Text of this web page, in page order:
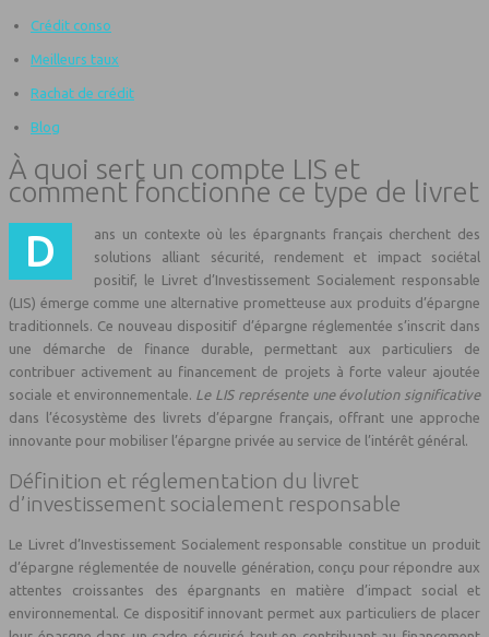
Crédit conso
Meilleurs taux
Rachat de crédit
Blog
À quoi sert un compte LIS et
comment fonctionne ce type de livret
Dans un contexte où les épargnants français cherchent des
solutions alliant sécurité, rendement et impact sociétal
positif, le Livret d’Investissement Socialement responsable
(LIS) émerge comme une alternative prometteuse aux produits d’épargne
traditionnels. Ce nouveau dispositif d’épargne réglementée s’inscrit dans
une démarche de finance durable, permettant aux particuliers de
contribuer activement au financement de projets à forte valeur ajoutée
sociale et environnementale. Le LIS représente une évolution significative
dans l’écosystème des livrets d’épargne français, offrant une approche
innovante pour mobiliser l’épargne privée au service de l’intérêt général.
Définition et réglementation du livret
d’investissement socialement responsable
Le Livret d’Investissement Socialement responsable constitue un produit
d’épargne réglementée de nouvelle génération, conçu pour répondre aux
attentes croissantes des épargnants en matière d’impact social et
environnemental. Ce dispositif innovant permet aux particuliers de placer